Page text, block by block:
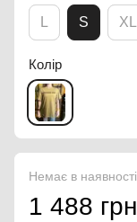
S XL
Колір
Немає в наявності
1 488 грн